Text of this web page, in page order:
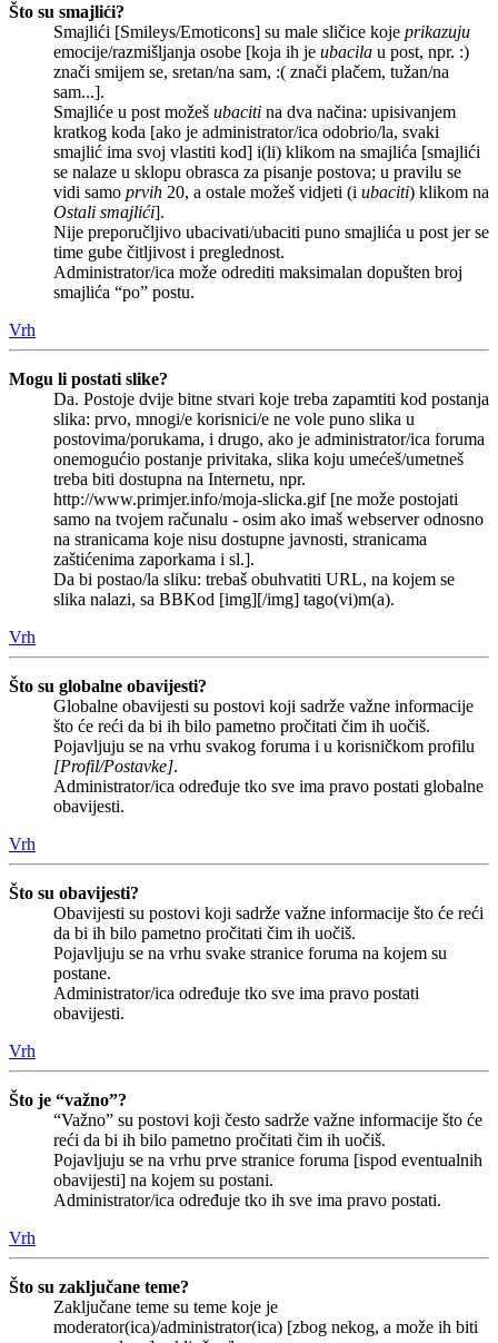
Što su smajlići?
Smajlići [Smileys/Emoticons] su male sličice koje prikazuju
emocije/razmišljanja osobe [koja ih je ubacila u post, npr. :)
znači smijem se, sretan/na sam, :( znači plačem, tužan/na
sam...].
Smajliće u post možeš ubaciti na dva načina: upisivanjem
kratkog koda [ako je administrator/ica odobrio/la, svaki
smajlić ima svoj vlastiti kod] i(li) klikom na smajlića [smajlići
se nalaze u sklopu obrasca za pisanje postova; u pravilu se
vidi samo prvih 20, a ostale možeš vidjeti (i ubaciti) klikom na
Ostali smajlići].
Nije preporučljivo ubacivati/ubaciti puno smajlića u post jer se
time gube čitljivost i preglednost.
Administrator/ica može odrediti maksimalan dopušten broj
smajlića “po” postu.
Vrh
Mogu li postati slike?
Da. Postoje dvije bitne stvari koje treba zapamtiti kod postanja
slika: prvo, mnogi/e korisnici/e ne vole puno slika u
postovima/porukama, i drugo, ako je administrator/ica foruma
onemogućio postanje privitaka, slika koju umećeš/umetneš
treba biti dostupna na Internetu, npr.
http://www.primjer.info/moja-slicka.gif [ne može postojati
samo na tvojem računalu - osim ako imaš webserver odnosno
na stranicama koje nisu dostupne javnosti, stranicama
zaštićenima zaporkama i sl.].
Da bi postao/la sliku: trebaš obuhvatiti URL, na kojem se
slika nalazi, sa BBKod [img][/img] tago(vi)m(a).
Vrh
Što su globalne obavijesti?
Globalne obavijesti su postovi koji sadrže važne informacije
što će reći da bi ih bilo pametno pročitati čim ih uočiš.
Pojavljuju se na vrhu svakog foruma i u korisničkom profilu
[Profil/Postavke].
Administrator/ica određuje tko sve ima pravo postati globalne
obavijesti.
Vrh
Što su obavijesti?
Obavijesti su postovi koji sadrže važne informacije što će reći
da bi ih bilo pametno pročitati čim ih uočiš.
Pojavljuju se na vrhu svake stranice foruma na kojem su
postane.
Administrator/ica određuje tko sve ima pravo postati
obavijesti.
Vrh
Što je “važno”?
“Važno” su postovi koji često sadrže važne informacije što će
reći da bi ih bilo pametno pročitati čim ih uočiš.
Pojavljuju se na vrhu prve stranice foruma [ispod eventualnih
obavijesti] na kojem su postani.
Administrator/ica određuje tko ih sve ima pravo postati.
Vrh
Što su zaključane teme?
Zaključane teme su teme koje je
moderator(ica)/administrator(ica) [zbog nekog, a može ih biti